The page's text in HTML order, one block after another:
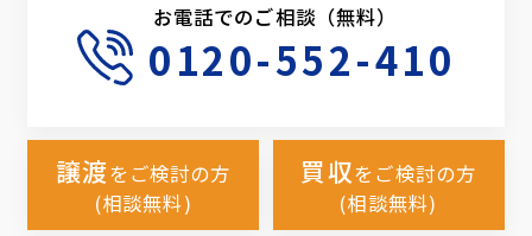
お電話でのご相談（無料）
0120-552-410
譲渡をご検討の方
(相談無料)
買収をご検討の方
(相談無料)